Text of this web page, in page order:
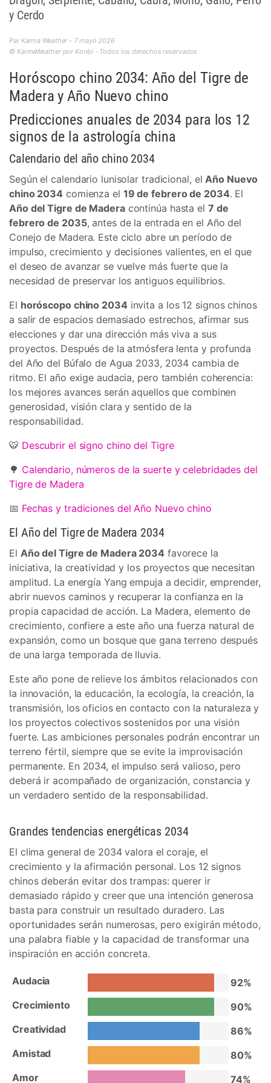
y Cerdo
Par Karma Weather - 7 mayo 2026
© KarmaWeather por Konbi - Todos los derechos reservados
Horóscopo chino 2034: Año del Tigre de
Madera y Año Nuevo chino
Predicciones anuales de 2034 para los 12
signos de la astrología china
Calendario del año chino 2034
Según el calendario lunisolar tradicional, elAño Nuevo
chino 2034 comienza el 19 de febrero de 2034. El
Año del Tigre de Maderacontinúa hasta el 7 de
febrero de 2035, antes de la entrada en el Año del
Conejo de Madera. Este ciclo abre un período de
impulso, crecimiento y decisiones valientes, en el que
el deseo de avanzar se vuelve más fuerte que la
necesidad de preservar los antiguos equilibrios.
El horóscopo chino 2034 invita a los 12 signos chinos
a salir de espacios demasiado estrechos, afirmar sus
elecciones y dar una dirección más viva a sus
proyectos. Después de la atmósfera lenta y profunda
del Año del Búfalo de Agua 2033, 2034 cambia de
ritmo. El año exige audacia, pero también coherencia:
los mejores avances serán aquellos que combinen
generosidad, visión clara y sentido de la
responsabilidad.
🐯 Descubrir el signo chino del Tigre
🌳 Calendario, números de la suerte y celebridades del
Tigre de Madera
📅 Fechas y tradiciones del Año Nuevo chino
El Año del Tigre de Madera 2034
El Año del Tigre de Madera 2034 favorece la
iniciativa, la creatividad y los proyectos que necesitan
amplitud. La energía Yang empuja a decidir, emprender,
abrir nuevos caminos y recuperar la confianza en la
propia capacidad de acción. La Madera, elemento de
crecimiento, confiere a este año una fuerza natural de
expansión, como un bosque que gana terreno después
de una larga temporada de lluvia.
Este año pone de relieve los ámbitos relacionados con
la innovación, la educación, la ecología, la creación, la
transmisión, los oficios en contacto con la naturaleza y
los proyectos colectivos sostenidos por una visión
fuerte. Las ambiciones personales podrán encontrar un
terreno fértil, siempre que se evite la improvisación
permanente. En 2034, el impulso será valioso, pero
deberá ir acompañado de organización, constancia y
un verdadero sentido de la responsabilidad.
Grandes tendencias energéticas 2034
El clima general de 2034 valora el coraje, el
crecimiento y la afirmación personal. Los 12 signos
chinos deberán evitar dos trampas: querer ir
demasiado rápido y creer que una intención generosa
basta para construir un resultado duradero. Las
oportunidades serán numerosas, pero exigirán método,
una palabra fiable y la capacidad de transformar una
inspiración en acción concreta.
Audacia
92%
Crecimiento
90%
Creatividad
86%
Amistad
80%
Amor
74%